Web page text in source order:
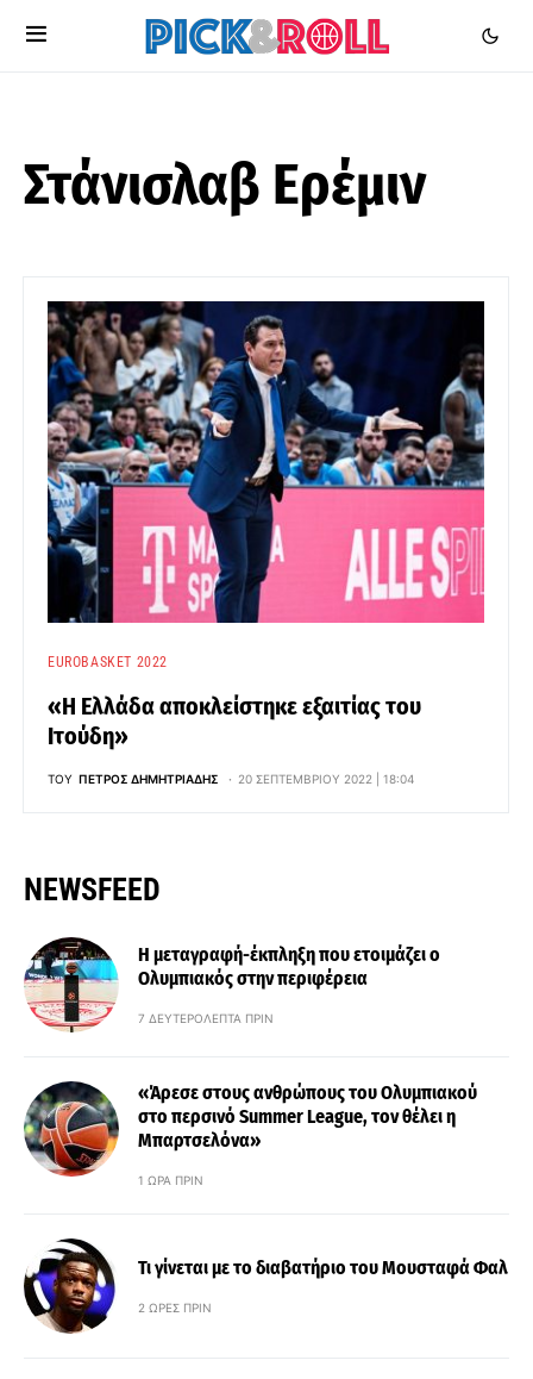
Στάνισλαβ Ερέμιν
EUROBASKET 2022
«Η Ελλάδα αποκλείστηκε εξαιτίας του
Ιτούδη»
ΤΟΥ ΠΈΤΡΟΣ ΔΗΜΗΤΡΙΆΔΗΣ 20 ΣΕΠΤΕΜΒΡΊΟΥ 2022 | 18:04
NEWSFEED
Η μεταγραφή-έκπληξη που ετοιμάζει ο
Ολυμπιακός στην περιφέρεια
7 ΔΕΥΤΕΡΌΛΕΠΤΑ ΠΡΙΝ
«Άρεσε στους ανθρώπους του Ολυμπιακού
στο περσινό Summer League, τον θέλει η
Μπαρτσελόνα»
1 ΏΡΑ ΠΡΙΝ
Τι γίνεται με το διαβατήριο του Μουσταφά Φαλ
2 ΏΡΕΣ ΠΡΙΝ